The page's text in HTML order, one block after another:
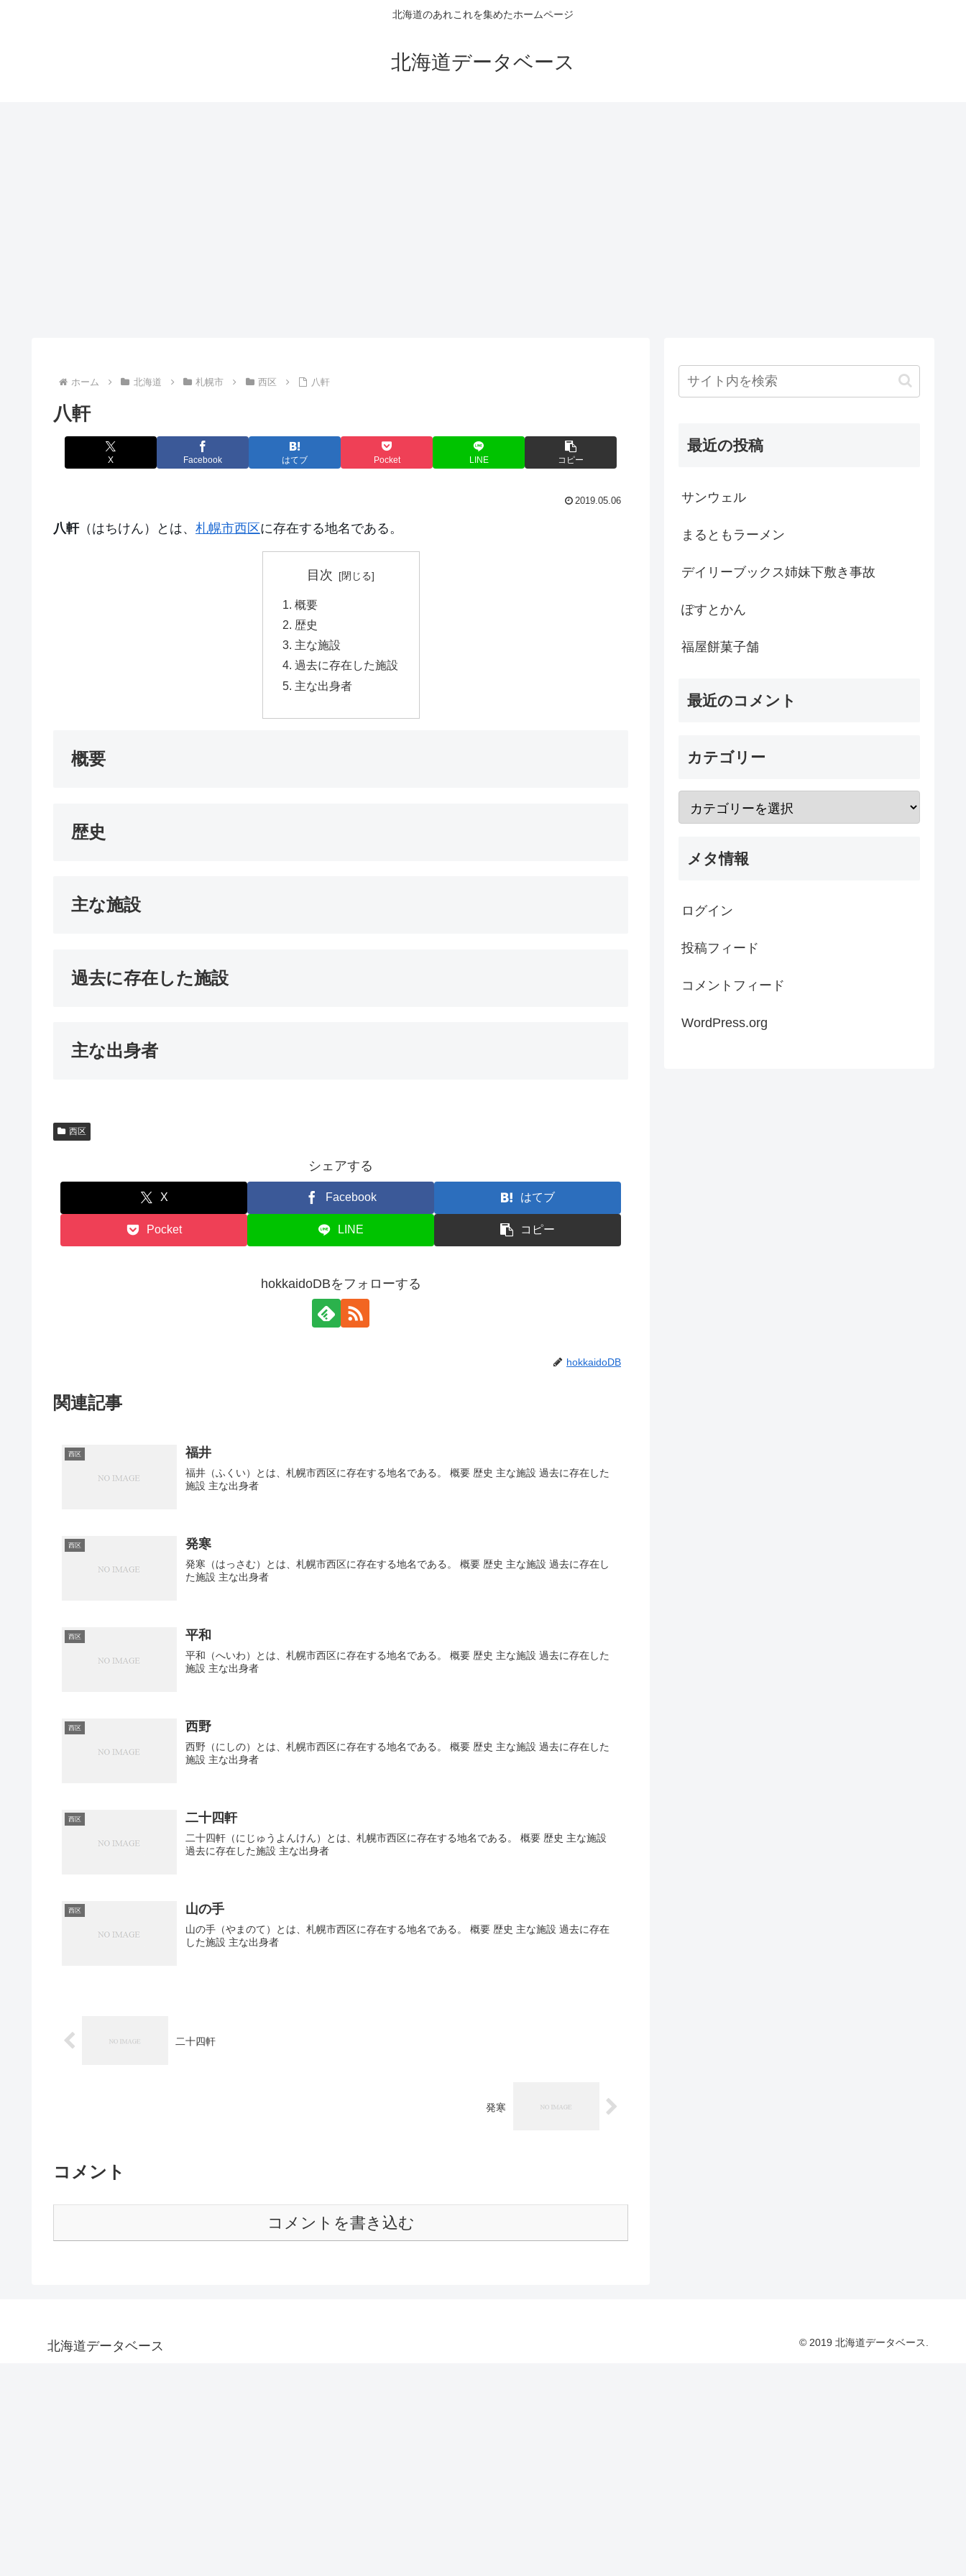
北海道のあれこれを集めたホームページ
北海道データベース
ホーム 北海道 札幌市 西区 八軒
八軒
X Facebook はてブ Pocket LINE コピー
2019.05.06
八軒（はちけん）とは、 札幌市西区に存在する地名である。
目次
概要
歴史
主な施設
過去に存在した施設
主な出身者
概要
歴史
主な施設
過去に存在した施設
主な出身者
西区
シェアする
X Facebook はてブ
Pocket LINE コピー
hokkaidoDBをフォローする
hokkaidoDB
関連記事
西区 福井
福井（ふくい）とは、札幌市西区に存在する地名である。 概要 歴史 主な施設 過去に存在した
施設 主な出身者
西区 発寒
発寒（はっさむ）とは、札幌市西区に存在する地名である。 概要 歴史 主な施設 過去に存在し
た施設 主な出身者
西区 平和
平和（へいわ）とは、札幌市西区に存在する地名である。 概要 歴史 主な施設 過去に存在した
施設 主な出身者
西区 西野
西野（にしの）とは、札幌市西区に存在する地名である。 概要 歴史 主な施設 過去に存在した
施設 主な出身者
西区 二十四軒
二十四軒（にじゅうよんけん）とは、札幌市西区に存在する地名である。 概要 歴史 主な施設
過去に存在した施設 主な出身者
西区 山の手
山の手（やまのて）とは、札幌市西区に存在する地名である。 概要 歴史 主な施設 過去に存在
した施設 主な出身者
二十四軒
発寒
コメント
コメントを書き込む
最近の投稿
サンウェル
まるともラーメン
デイリーブックス姉妹下敷き事故
ぽすとかん
福屋餅菓子舗
最近のコメント
カテゴリー
メタ情報
ログイン
投稿フィード
コメントフィード
WordPress.org
北海道データベース © 2019 北海道データベース.